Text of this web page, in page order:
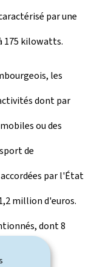
par une
175 kilowatts.
les
dont par
ou des
de
par l'État
million d'euros.
dont 8